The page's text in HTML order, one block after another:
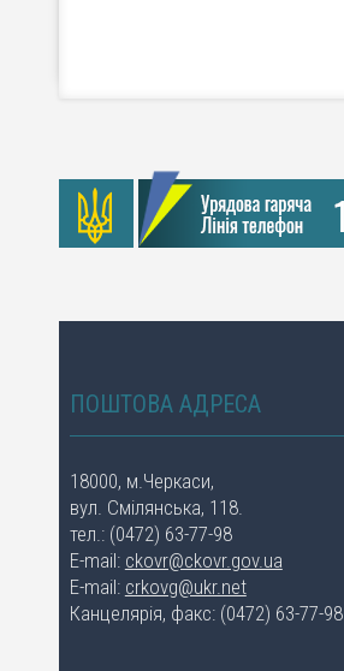
ПОШТОВА АДРЕСА
18000, м.Черкаси,
вул. Смілянська, 118.
тел.: (0472) 63-77-98
E-mail: ckovr@ckovr.gov.ua
E-mail: crkovg@ukr.net
Канцелярія, факс: (0472) 63-77-98